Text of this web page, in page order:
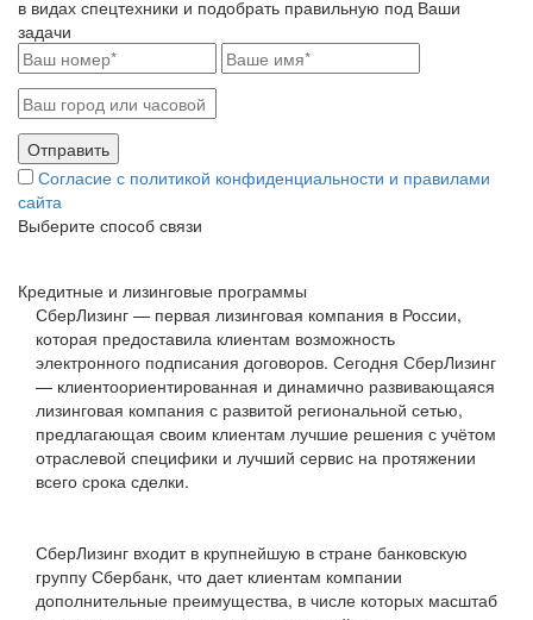
в видах спецтехники и подобрать правильную под Ваши
задачи
Согласие с политикой конфиденциальности и правилами
сайта
Выберите способ связи
Кредитные и лизинговые программы
СберЛизинг — первая лизинговая компания в России,
которая предоставила клиентам возможность
электронного подписания договоров. Сегодня СберЛизинг
— клиентоориентированная и динамично развивающаяся
лизинговая компания с развитой региональной сетью,
предлагающая своим клиентам лучшие решения с учётом
отраслевой специфики и лучший сервис на протяжении
всего срока сделки.
СберЛизинг входит в крупнейшую в стране банковскую
группу Сбербанк, что дает клиентам компании
дополнительные преимущества, в числе которых масштаб